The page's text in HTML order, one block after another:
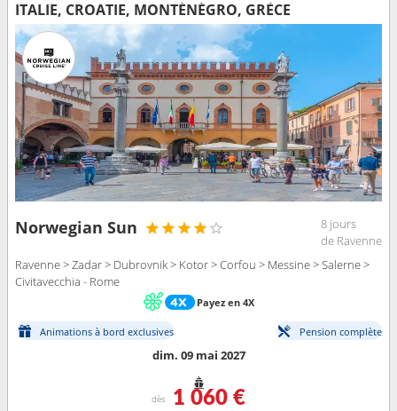
ITALIE, CROATIE, MONTÉNÉGRO, GRÈCE
Norwegian Sun
8 jours
de Ravenne
Ravenne > Zadar > Dubrovnik > Kotor > Corfou > Messine > Salerne >
Civitavecchia - Rome
Payez en 4X
Animations à bord exclusives Pension complète
dim. 09 mai 2027
dès 1 060 €